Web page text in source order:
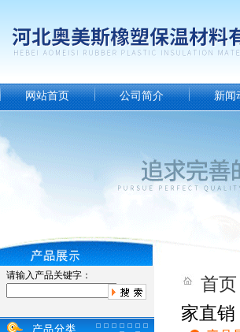
网站首页 公司简介 新闻
请输入产品关键字： 首页
家直销